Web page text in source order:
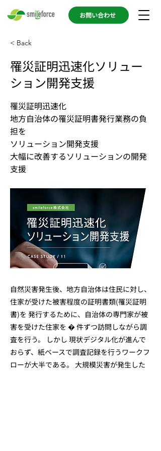
お問い合わせ
< Back
罹災証明迅速化ソリュー
ション開発支援
罹災証明迅速化
地方自治体の罹災証明書発行業務の負
担を
ソリューション開発支援
大幅に改善するソリューションの開発
支援
自然災害発生後、地方自治体は住民に対し、
住家が受けた被害程度の証明書類(罹災証明
書)を 発行するために、自治体の専門家が被
害を受けた住家を � 件ずつ訪問しながら調
査を行う。 しかし 現状デジタル化が進んで
おらず、紙ベースで調査記録を行うワークフ
ローが大半である。 大規模災害が発生した